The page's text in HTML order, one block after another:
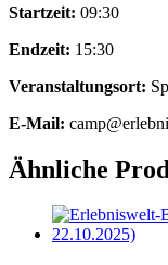
Startzeit: 09:30
Endzeit: 15:30
Veranstaltungsort:
E-Mail:
Ähnliche